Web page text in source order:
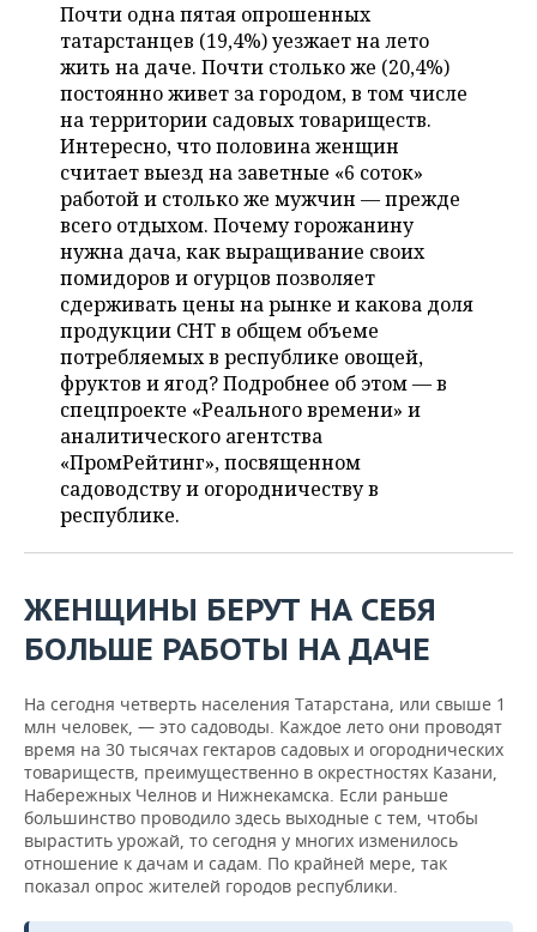
ВОЛЕЙБОЛ
КИБЕРСПОРТ
ФИГУРНОЕ КАТАНИЕ
ВОДНЫЕ ВИДЫ СПОРТА
ХОККЕЙ С МЯЧОМ
ИСТОРИЯ
КУЛЬТУРА
МЕДИЦИНА
ОБРАЗОВАНИЕ
ПРОИСШЕСТВИЯ
СПИСОК ПЕРСОН
СПИСОК КОМПАНИЙ
ПОЛНАЯ ВЕРСИЯ
Почти одна пятая опрошенных
татарстанцев (19,4%) уезжает на лето
жить на даче. Почти столько же (20,4%)
постоянно живет за городом, в том числе
на территории садовых товариществ.
Интересно, что половина женщин
считает выезд на заветные «6 соток»
работой и столько же мужчин — прежде
всего отдыхом. Почему горожанину
нужна дача, как выращивание своих
помидоров и огурцов позволяет
сдерживать цены на рынке и какова доля
продукции СНТ в общем объеме
потребляемых в республике овощей,
фруктов и ягод? Подробнее об этом — в
спецпроекте «Реального времени» и
аналитического агентства
«ПромРейтинг», посвященном
садоводству и огородничеству в
республике.
ЖЕНЩИНЫ БЕРУТ НА СЕБЯ
БОЛЬШЕ РАБОТЫ НА ДАЧЕ
На сегодня четверть населения Татарстана, или свыше 1
млн человек, — это садоводы. Каждое лето они проводят
время на 30 тысячах гектаров садовых и огороднических
товариществ, преимущественно в окрестностях Казани,
Набережных Челнов и Нижнекамска. Если раньше
большинство проводило здесь выходные с тем, чтобы
вырастить урожай, то сегодня у многих изменилось
отношение к дачам и садам. По крайней мере, так
показал опрос жителей городов республики.